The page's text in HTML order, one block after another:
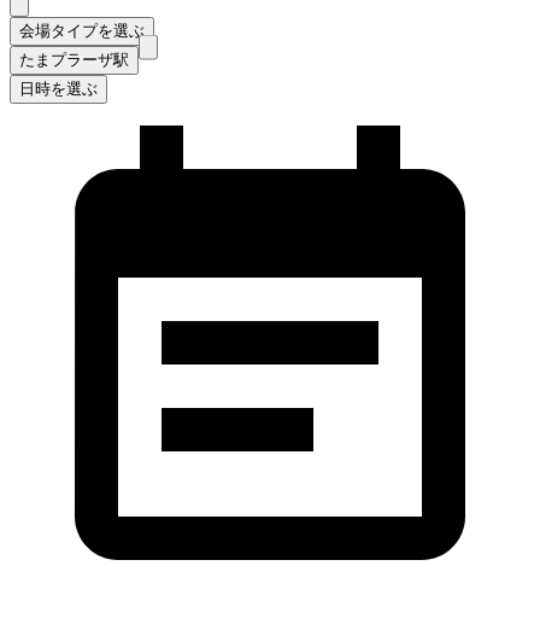
会場タイプを選ぶ
たまプラーザ駅
日時を選ぶ